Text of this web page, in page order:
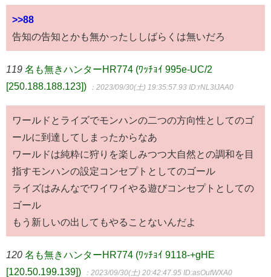
>>88
告知の告知とかも無かったししばらくは無いだろ
119 名も無きハンターHR774 (ﾜｯﾁｮｲ 995e-UC/2
[250.188.188.123])
：2023/09/30(土) 19:35:57.93 ID:rNL3IJAA0
ワールドとライズでモンハンの二つの方向性としてのゴ
ールに到達してしまったからなあ
ワールドは純粋に狩りを楽しみつつ大自然との調和を目
指すモンハンの設定コンセプトとしてのゴール
ライズはみんなでワイワイやる遊びコンセプトとしての
ゴール
もう新しいの出してもやることないんだよ
120 名も無きハンターHR774 (ﾜｯﾁｮｲ 9118-+gHE
[120.50.199.139])
：2023/09/30(土) 20:42:47.95 ID:asOufWXA0